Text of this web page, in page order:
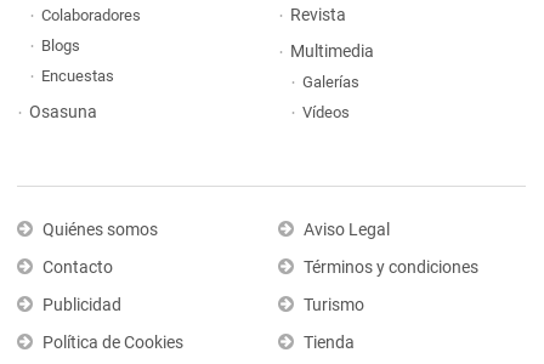
Colaboradores
Blogs
Encuestas
Osasuna
Revista
Multimedia
Galerías
Vídeos
Quiénes somos
Contacto
Publicidad
Política de Cookies
Aviso Legal
Términos y condiciones
Turismo
Tienda